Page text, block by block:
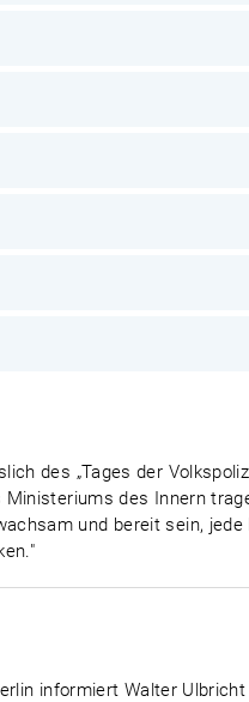
des „Tages der
des Innern
und bereit sein,
informiert Walter